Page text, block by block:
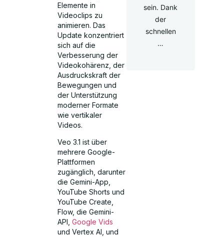
Elemente in
Videoclips zu
animieren. Das
Update konzentriert
sich auf die
Verbesserung der
Videokohärenz, der
Ausdruckskraft der
Bewegungen und
der Unterstützung
moderner Formate
wie vertikaler
Videos.
Veo 3.1 ist über
mehrere Google-
Plattformen
zugänglich, darunter
die Gemini-App,
YouTube Shorts und
YouTube Create,
Flow, die Gemini-
API,Google Vids
und Vertex AI, und
sein. Dank
der
schnellen
…